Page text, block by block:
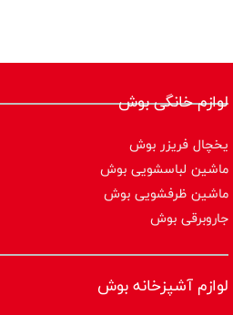
لوازم خانگی بوش
یخچال فریزر بوش
ماشین لباسشویی بوش
ماشین ظرفشویی بوش
جاروبرقی بوش
لوازم آشپزخانه بوش